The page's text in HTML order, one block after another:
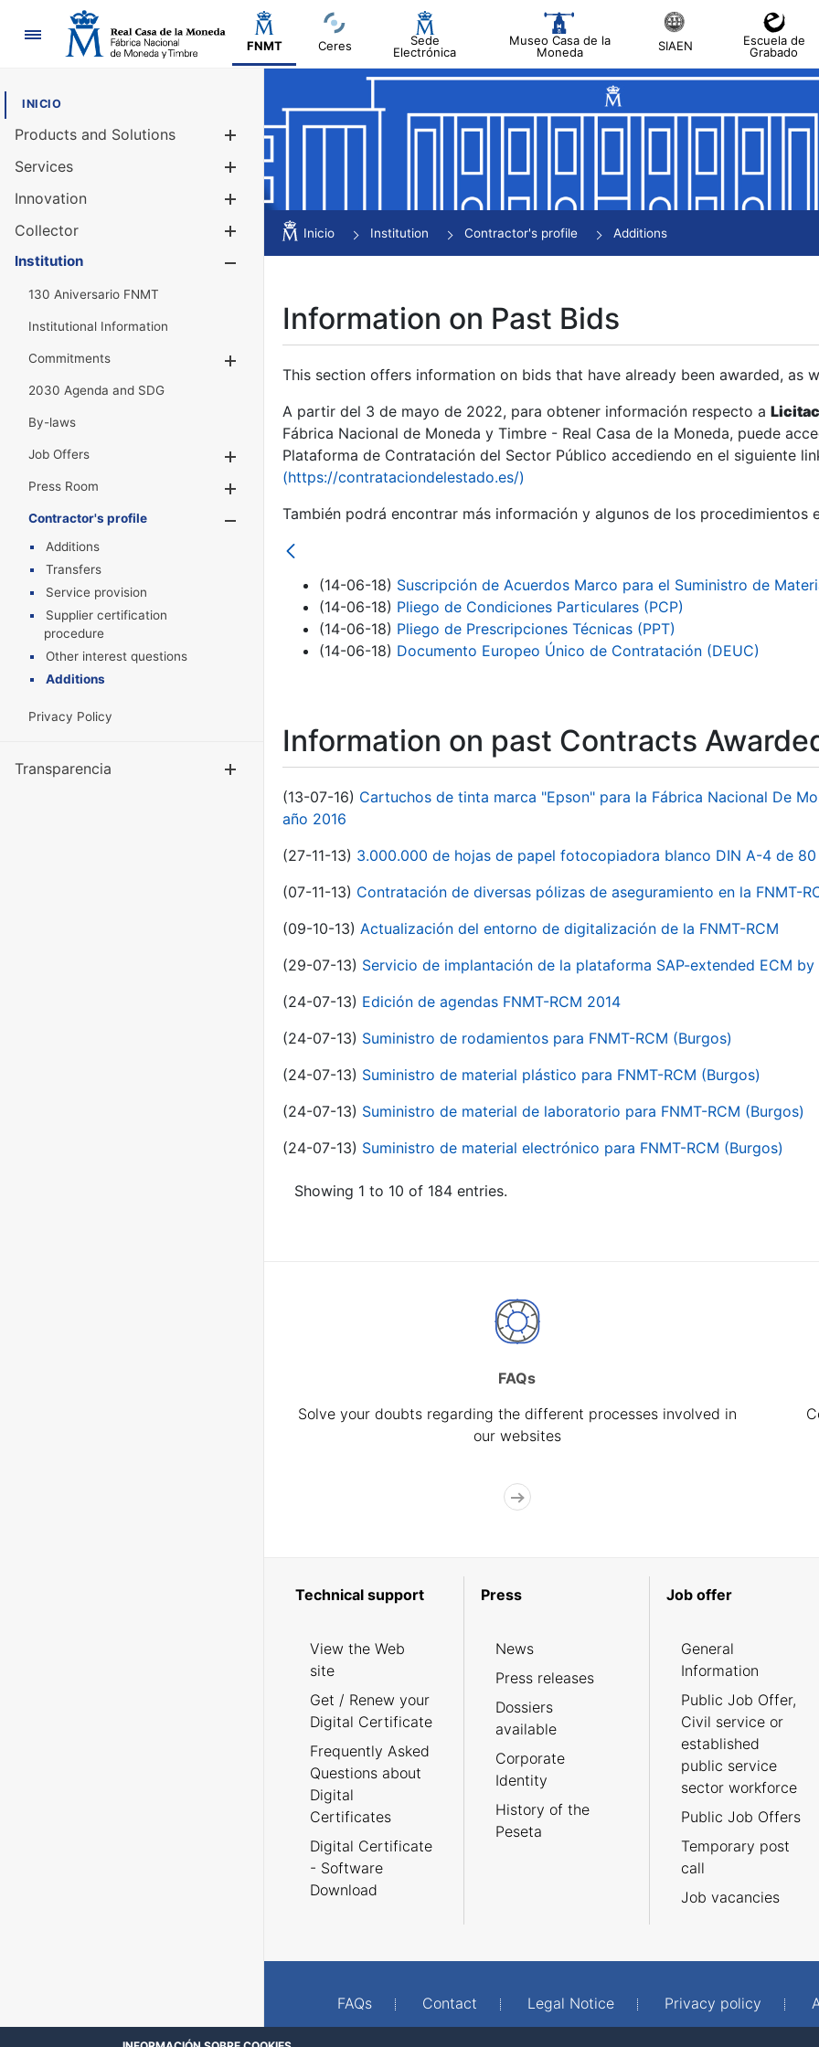
Navigation
FNMT Ceres
Sede
Electrónica
Museo Casa de la
Moneda
SIAEN
Escuela de
Grabado
INICIO
Products and Solutions
Services
Innovation
Collector
Show/Hide
Institution
130 Aniversario FNMT
Institutional Information
Commitments
2030 Agenda and SDG
By-laws
Job Offers
Show/Hide
Press Room
Show/Hide
Contractor's profile
Show/Hide
Additions
Transfers
Service provision
Supplier certification
procedure
Other interest questions
Additions
Privacy Policy
Transparencia Show/Hide
Inicio Institution Contractor's profile Additions
Information on Past Bids
This section offers information on bids that have already been awarded, as
A partir del 3 de mayo de 2022, para obtener información respecto a
Fábrica Nacional de Moneda y Timbre - Real Casa de la Moneda, puede
Plataforma de Contratación del Sector Público accediendo en el siguiente
(https://contrataciondelestado.es/)
También podrá encontrar más información y algunos de los procedimientos
(14-06-18) Suscripción de Acuerdos Marco para el Suministro de
(14-06-18) Pliego de Condiciones Particulares (PCP)
(14-06-18) Pliego de Prescripciones Técnicas (PPT)
(14-06-18) Documento Europeo Único de Contratación (DEUC)
Information on past Contracts
(13-07-16) Cartuchos de tinta marca "Epson" para la Fábrica Nacional De
año 2016
(27-11-13) 3.000.000 de hojas de papel fotocopiadora blanco DIN A-4 de 80
(07-11-13) Contratación de diversas pólizas de aseguramiento en la FNMT-
(09-10-13) Actualización del entorno de digitalización de la FNMT-RCM
(29-07-13) Servicio de implantación de la plataforma SAP-extended ECM by
(24-07-13) Edición de agendas FNMT-RCM 2014
(24-07-13) Suministro de rodamientos para FNMT-RCM (Burgos)
(24-07-13) Suministro de material plástico para FNMT-RCM (Burgos)
(24-07-13) Suministro de material de laboratorio para FNMT-RCM (Burgos)
(24-07-13) Suministro de material electrónico para FNMT-RCM (Burgos)
Showing 1 to 10 of 184 entries.
FAQs
Solve your doubts regarding the different processes involved in
our websites
Technical support
View the Web
site
Get / Renew your
Digital Certificate
Frequently Asked
Questions about
Digital
Certificates
Digital Certificate
- Software
Download
Press
News
Press releases
Dossiers
available
Corporate
Identity
History of the
Peseta
Job offer
General
Information
Public Job Offer,
Civil service or
established
public service
sector workforce
Public Job Offers
Temporary post
call
Job vacancies
FAQs Contact Legal Notice Privacy policy